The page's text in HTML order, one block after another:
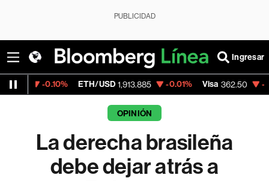
PUBLICIDAD
Ingresar
ETH/USD 1,913.885 -0.01% Visa 362.50 -2.15%
OPINIÓN
La derecha brasileña
debe dejar atrás a